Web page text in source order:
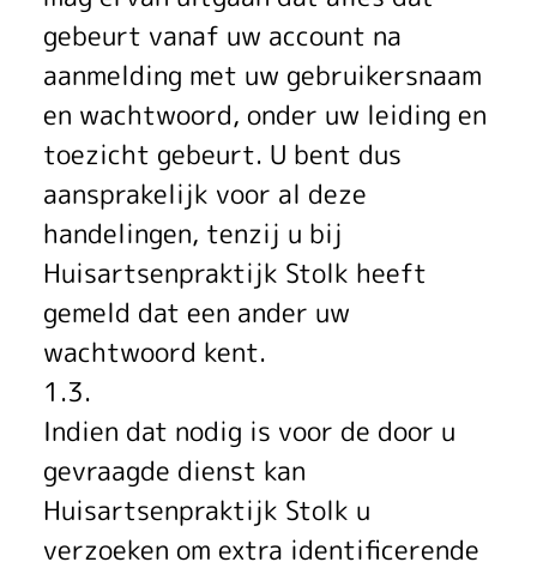
gebeurt vanaf uw account na
aanmelding met uw gebruikersnaam
en wachtwoord, onder uw leiding en
toezicht gebeurt. U bent dus
aansprakelijk voor al deze
handelingen, tenzij u bij
Huisartsenpraktijk Stolk heeft
gemeld dat een ander uw
wachtwoord kent.
1.3.
Indien dat nodig is voor de door u
gevraagde dienst kan
Huisartsenpraktijk Stolk u
verzoeken om extra identificerende